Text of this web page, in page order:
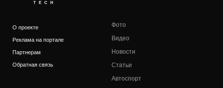
TECH
О проекте
Реклама на портале
Партнерам
Обратная связь
Фото
Видео
Новости
Статьи
Автоспорт